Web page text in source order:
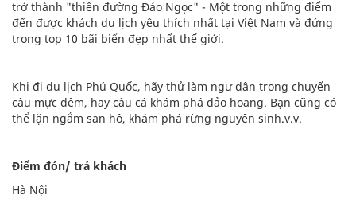
trở thành "thiên đường Đảo Ngọc" - Một trong những điểm
đến được khách du lịch yêu thích nhất tại Việt Nam và đứng
trong top 10 bãi biển đẹp nhất thế giới.
Khi đi du lịch Phú Quốc, hãy thử làm ngư dân trong chuyến
câu mực đêm, hay câu cá khám phá đảo hoang. Bạn cũng có
thể lặn ngắm san hô, khám phá rừng nguyên sinh.v.v.
Điểm đón/ trả khách
Hà Nội